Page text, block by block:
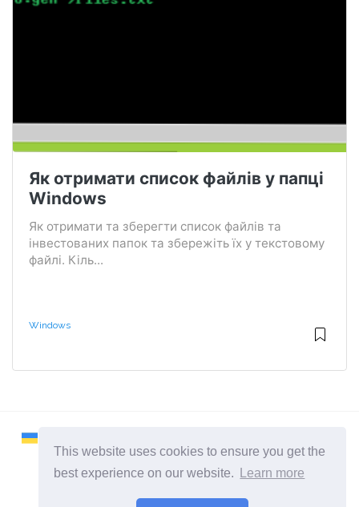
This website uses cookies to ensure you get the
best experience on our website.
Learn more
Як отримати список файлів у папці
Windows
Як отримати та зберегти список файлів та
інвестованих папок та збережіть їх у текстовому
файлі. Кіль...
Windows
2026 ©Remontcompa